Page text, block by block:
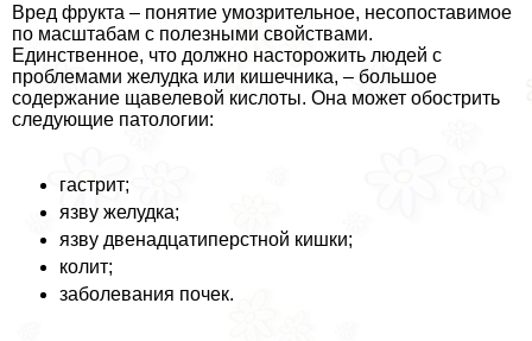
Вред фрукта – понятие умозрительное, несопоставимое
по масштабам с полезными свойствами.
Единственное, что должно насторожить людей с
проблемами желудка или кишечника, – большое
содержание щавелевой кислоты. Она может обострить
следующие патологии:
гастрит;
язву желудка;
язву двенадцатиперстной кишки;
колит;
заболевания почек.